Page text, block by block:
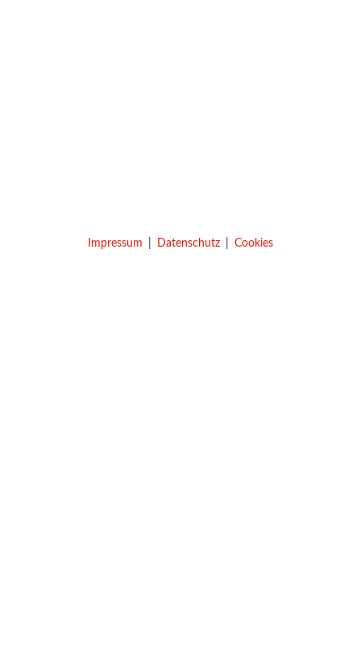
Impressum Datenschutz Cookies